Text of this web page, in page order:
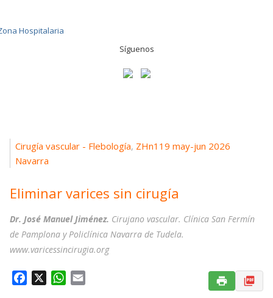
Síguenos
Cirugía vascular - Flebología, ZHn119 may-jun 2026
Navarra
Eliminar varices sin cirugía
Dr. José Manuel Jiménez. Cirujano vascular. Clínica San Fermín
de Pamplona y Policlínica Navarra de Tudela.
www.varicessincirugia.org
W